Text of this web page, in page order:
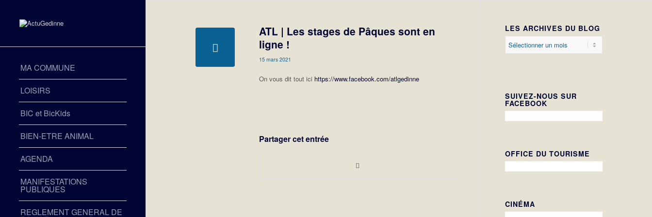
MA COMMUNE
LOISIRS
BIC et BicKids
BIEN-ETRE ANIMAL
AGENDA
MANIFESTATIONS
PUBLIQUES
REGLEMENT GENERAL DE
ATL | Les stages de Pâques sont en
ligne !
15 mars 2021
On vous dit tout ici https://www.facebook.com/atlgedinne
Partager cet entrée
LES ARCHIVES DU BLOG
SUIVEZ-NOUS SUR
FACEBOOK
OFFICE DU TOURISME
CINÉMA